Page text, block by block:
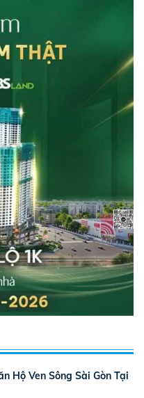
Hộ Ven Sông Sài Gòn Tại